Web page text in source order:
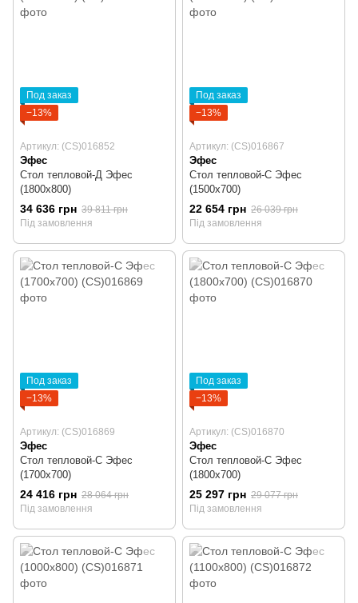
Под заказ
−13%
Артикул: (CS)016852
Эфес
Стол тепловой-Д Эфес
(1800х800)
34 636 грн 39 811 грн
Під замовлення
Под заказ
−13%
Артикул: (CS)016867
Эфес
Стол тепловой-С Эфес
(1500х700)
22 654 грн 26 039 грн
Під замовлення
Под заказ
−13%
Артикул: (CS)016869
Эфес
Стол тепловой-С Эфес
(1700х700)
24 416 грн 28 064 грн
Під замовлення
Под заказ
−13%
Артикул: (CS)016870
Эфес
Стол тепловой-С Эфес
(1800х700)
25 297 грн 29 077 грн
Під замовлення